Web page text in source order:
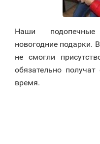
Наши
новогодние подарки.
не смогли
обязательно
время.